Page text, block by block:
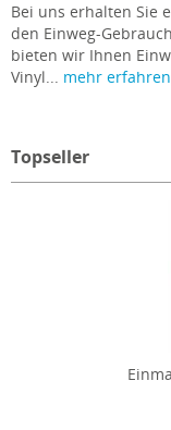
Bei uns erhalten Sie
den Einweg-
bieten wir Ihnen
Vinyl... mehr
Topseller